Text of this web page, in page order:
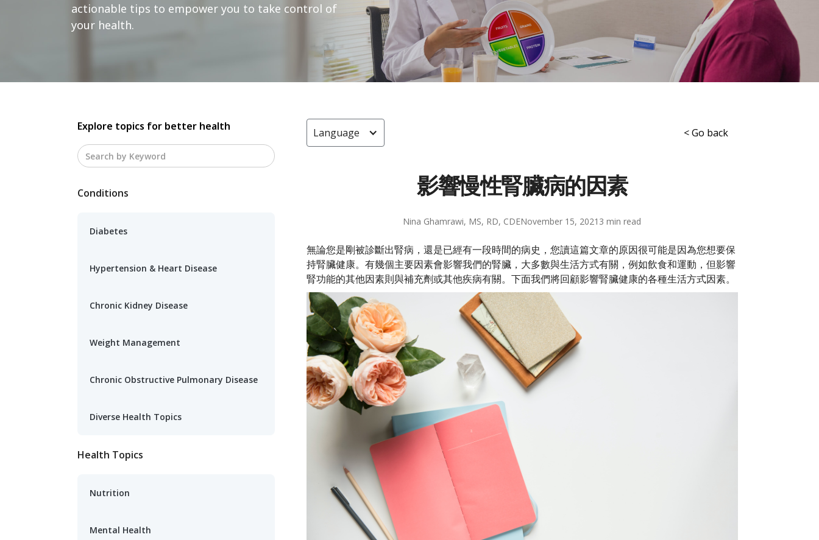
actionable tips to empower you to take control of
your health.
Explore topics for better health
Conditions
Diabetes
Hypertension & Heart Disease
Chronic Kidney Disease
Weight Management
Chronic Obstructive Pulmonary Disease
Diverse Health Topics
Health Topics
Nutrition
Mental Health
Language < Go back
影響慢性腎臟病的因素
Nina Ghamrawi, MS, RD, CDENovember 15, 2021 3
無論您是剛被診斷出腎病，還是已經有一段時間的病史，您讀這篇文章的原因很可能是因為您想要保
持腎臟健康。有幾個主要因素會影響我們的腎臟，大多數與生活方式有關，例如飲食和運動，但影響
腎功能的其他因素則與補充劑或其他疾病有關。下面我們將回顧影響腎臟健康的各種生活方式因素。